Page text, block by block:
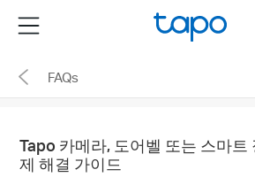
the
navigation
Menu
FAQs
Tapo 카메라, 도어벨 또는 스마트
제 해결 가이드